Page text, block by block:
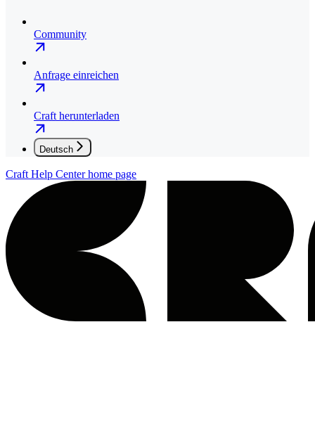
Community
Anfrage einreichen
Craft herunterladen
Deutsch
Craft Help Centerhome page